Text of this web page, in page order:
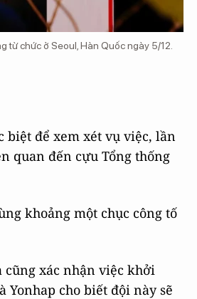
từ chức ở Seoul, Hàn Quốc ngày 5/12.
biệt để xem xét vụ việc, lần
quan đến cựu Tổng thống
khoảng một chục công tố
cũng xác nhận việc khởi
Yonhap cho biết đội này sẽ